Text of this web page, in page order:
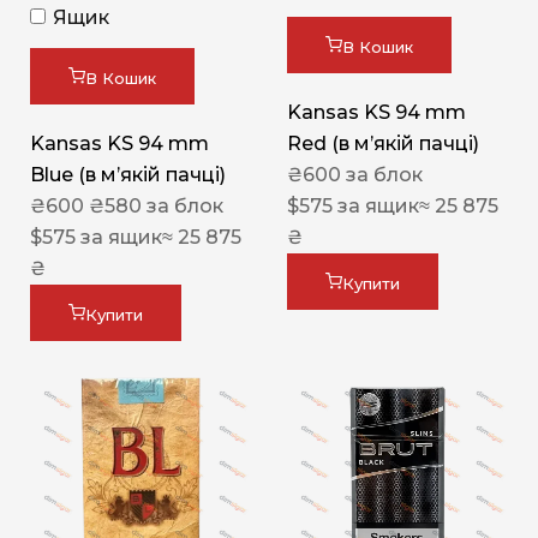
Ящик
В Кошик
Kansas KS 94 mm
Blue (в мʼякій пачці)
₴600 ₴580 за блок
$575 за ящик≈ 25 875
₴
Купити
В Кошик
Kansas KS 94 mm
Red (в мʼякій пачці)
₴600 за блок
$575 за ящик≈ 25 875
₴
Купити